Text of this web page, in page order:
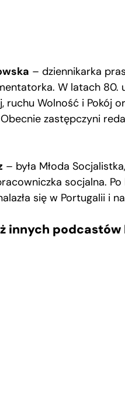
– dziennikarka
W latach 80.
ruchu Wolność i Pokój
zastępczyni
– była Młoda
socjalna.
się w Portugalii i
innych